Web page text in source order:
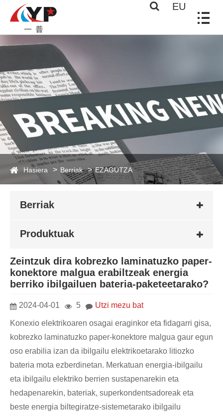
EU
Hasiera Berriak EZAGUTZA
Berriak
Produktuak
Zeintzuk dira kobrezko laminatuzko paper-
konektore malgua erabiltzeak energia
berriko ibilgailuen bateria-paketeetarako?
2024-04-01 5 Utzi mezu bat
Konexio elektrikoaren osagai eraginkor eta fidagarri gisa,
kobrezko laminatuzko paper-konektore malgua gaur egun
oso erabilia izan da ibilgailu elektrikoetarako litiozko
bateria mota ezberdinetan. Merkatuan energia-ibilgailu
eta ibilgailu elektriko berrien sustapenarekin eta
hedapenarekin, bateriak, superkondentsadoreak eta
beste energia biltegiratze-sistemetarako ibilgailu